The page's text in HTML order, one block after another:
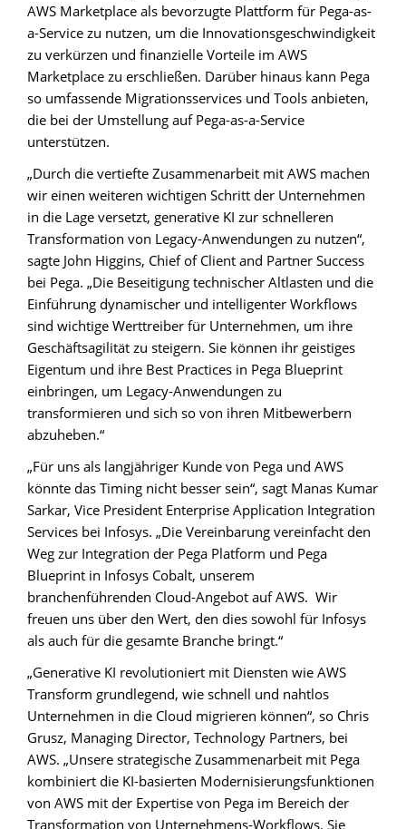
AWS Marketplace als bevorzugte Plattform für Pega-as-
a-Service zu nutzen, um die Innovationsgeschwindigkeit
zu verkürzen und finanzielle Vorteile im AWS
Marketplace zu erschließen. Darüber hinaus kann Pega
so umfassende Migrationsservices und Tools anbieten,
die bei der Umstellung auf Pega-as-a-Service
unterstützen.
„Durch die vertiefte Zusammenarbeit mit AWS machen
wir einen weiteren wichtigen Schritt der Unternehmen
in die Lage versetzt, generative KI zur schnelleren
Transformation von Legacy-Anwendungen zu nutzen“,
sagte John Higgins, Chief of Client and Partner Success
bei Pega. „Die Beseitigung technischer Altlasten und die
Einführung dynamischer und intelligenter Workflows
sind wichtige Werttreiber für Unternehmen, um ihre
Geschäftsagilität zu steigern. Sie können ihr geistiges
Eigentum und ihre Best Practices in Pega Blueprint
einbringen, um Legacy-Anwendungen zu
transformieren und sich so von ihren Mitbewerbern
abzuheben.“
„Für uns als langjähriger Kunde von Pega und AWS
könnte das Timing nicht besser sein“, sagt Manas Kumar
Sarkar, Vice President Enterprise Application Integration
Services bei Infosys. „Die Vereinbarung vereinfacht den
Weg zur Integration der Pega Platform und Pega
Blueprint in Infosys Cobalt, unserem
branchenführenden Cloud-Angebot auf AWS. Wir
freuen uns über den Wert, den dies sowohl für Infosys
als auch für die gesamte Branche bringt.“
„Generative KI revolutioniert mit Diensten wie AWS
Transform grundlegend, wie schnell und nahtlos
Unternehmen in die Cloud migrieren können“, so Chris
Grusz, Managing Director, Technology Partners, bei
AWS. „Unsere strategische Zusammenarbeit mit Pega
kombiniert die KI-basierten Modernisierungsfunktionen
von AWS mit der Expertise von Pega im Bereich der
Transformation von Unternehmens-Workflows. Sie